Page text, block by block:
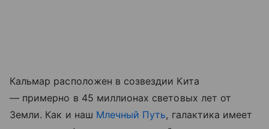
Кальмар расположен в созвездии Кита
— примерно в 45 миллионах световых лет от
Земли. Как и наш Млечный Путь, галактика имеет